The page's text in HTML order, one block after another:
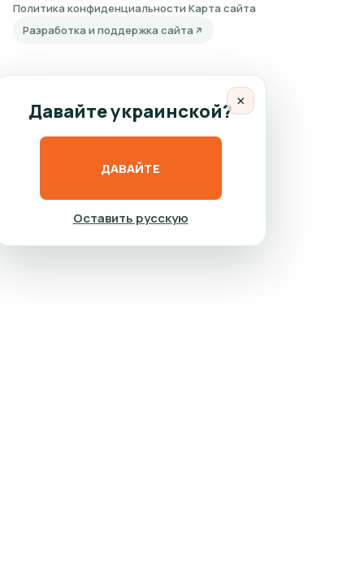
Политика конфиденциальности Карта сайта
Разработка и поддержка сайта
×
Давайте украинской?
ДАВАЙТЕ
Оставить русскую